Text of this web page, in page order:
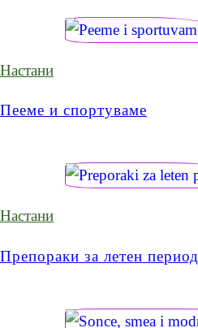
Настани
Пееме и спортуваме
Настани
Препораки за летен период